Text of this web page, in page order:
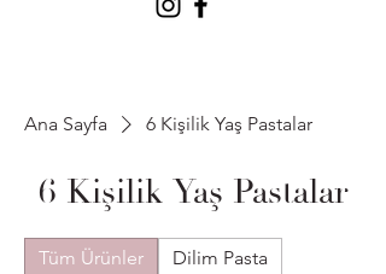
Ana Sayfa 6 Kişilik Yaş Pastalar
6 Kişilik Yaş Pastalar
Tüm Ürünler Dilim Pasta